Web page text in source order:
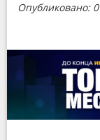
Опубликовано: